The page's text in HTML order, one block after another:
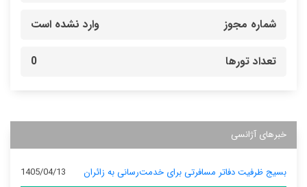
شماره مجوز وارد نشده است
تعداد تورها 0
خبرهای آژانسی
بسیج ظرفیت دفاتر مسافرتی برای خدمت‌رسانی به زائران 1405/04/13